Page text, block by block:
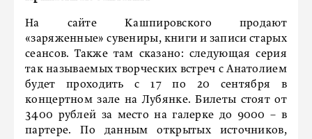
На сайте Кашпировского продают
«заряженные» сувениры, книги и записи старых
сеансов. Также там сказано: следующая серия
так называемых творческих встреч с Анатолием
будет проходить с 17 по 20 сентября в
концертном зале на Лубянке. Билеты стоят от
3400 рублей за место на галерке до 9000 – в
партере. По данным открытых источников,